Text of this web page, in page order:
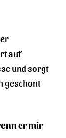
auf
und sorgt
geschont
er mir